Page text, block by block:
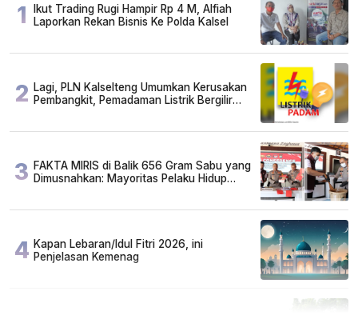
1
Ikut Trading Rugi Hampir Rp 4 M, Alfiah
Laporkan Rekan Bisnis Ke Polda Kalsel
2 Lagi, PLN Kalselteng Umumkan Kerusakan
Pembangkit, Pemadaman Listrik Bergilir
3 FAKTA MIRIS di Balik 656 Gram Sabu yang
Dimusnahkan: Mayoritas Pelaku Hidup
4 Kapan Lebaran/Idul Fitri 2026, ini
Penjelasan Kemenag